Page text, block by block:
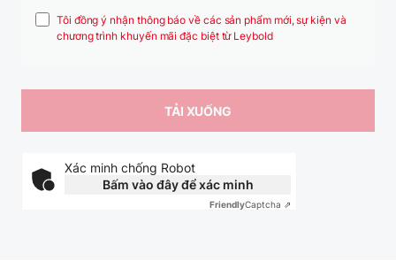
Tôi đồng ý nhận thông báo về các sản phẩm mới, sự kiện và
chương trình khuyến mãi đặc biệt từ Leybold
Xác minh chống Robot
Bấm vào đây để xác minh
FriendlyCaptcha ⇗